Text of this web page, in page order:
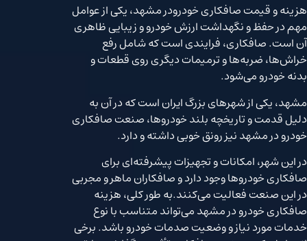
هزینه و قیمت صافکاری خودرودر مشهد، یکی از عوامل
مهم در حفظ و نگهداشت ارزش خودرو و زیبایی ظاهری
آن است. صافکاری، فرایندی است که شامل رفع
خراش‌ها، ضربه‌ها و ترمیمات دیگری روی قطعات و
بدنه خودرو می‌شود.
مشهد، یکی از شهرهای بزرگ ایران است که در آن به
دلیل قدمت و تاریخچه بلند خودروها، صنعت صافکاری
خودرو در مشهد نیز رونق خوبی داشته و دارد.
در این شهر، امکانات و تجهیزات پیشرفته‌ای برای
صافکاری خودروها وجود دارد و صافکاران ماهر و مجربی
در این صنعت فعالیت می‌کنند.به طور کلی، هزینه
صافکاری خودرو در مشهد می‌تواند متناسب با نوع
خدمات مورد نیاز و وضعیت صدمات خودرو باشد. برخی